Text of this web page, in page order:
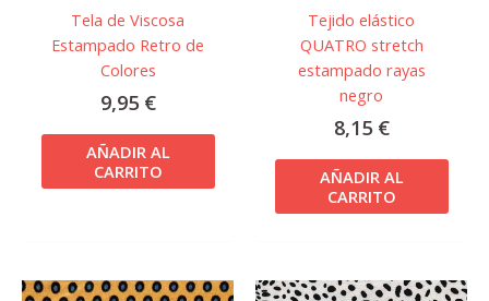
Tela de Viscosa
Estampado Retro de
Colores
9,95 €
AÑADIR AL
CARRITO
Tejido elástico
QUATRO stretch
estampado rayas
negro
8,15 €
AÑADIR AL
CARRITO